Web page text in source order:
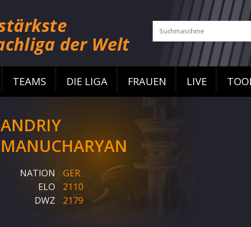
TEAMS DIE LIGA FRAUEN LIVE
ANDRIY
MANUCHARYAN
NATION
GER
ELO
2110
DWZ
2179